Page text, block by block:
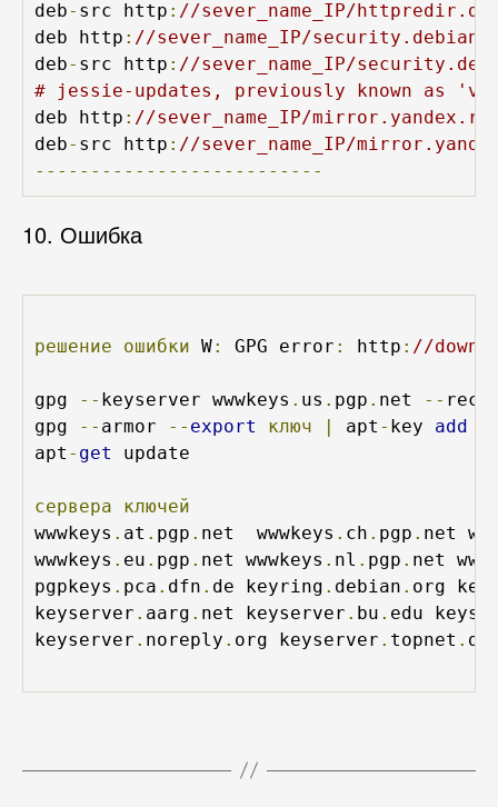
deb- src http : //sever_name_IP/
deb http : //sever_name_IP/
deb- src http : //sever_name_IP/
# jessie-updates, previously known as
deb http : //sever_name_IP/
deb- src http : //sever_name_IP/
--------------------------
10. Ошибка
решение ошибки W: GPG error : http : //
gpg -- keyserver wwwkeys . us . pgp . net -- recv
gpg
-- armor -- export ключ | apt - key add
apt - get update
сервера
ключей
wwwkeys . at . pgp . net  wwwkeys . ch . pgp . net
wwwkeys . eu . pgp . net wwwkeys . nl . pgp . net
pgpkeys . pca . dfn . de keyring . debian . org
keyserver . aarg . net keyserver . bu . edu
keyserver . noreply . org keyserver . topnet . de